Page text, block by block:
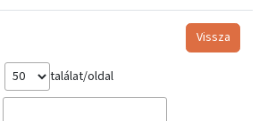
Vissza
találat/oldal